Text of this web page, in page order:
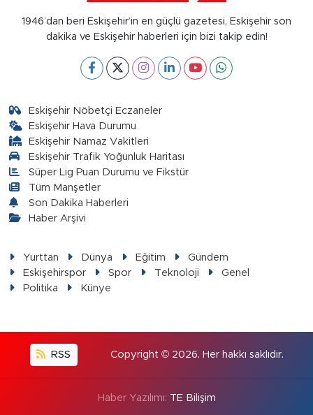
1946’dan beri Eskişehir’in en güçlü gazetesi, Eskişehir son
dakika ve Eskişehir haberleri için bizi takip edin!
Eskişehir Nöbetçi Eczaneler
Eskişehir Hava Durumu
Eskişehir Namaz Vakitleri
Eskişehir Trafik Yoğunluk Haritası
Süper Lig Puan Durumu ve Fikstür
Tüm Manşetler
Son Dakika Haberleri
Haber Arşivi
Yurttan Dünya Eğitim
Gündem
Eskişehirspor
Spor Teknoloji
Genel
Politika
Künye
RSS Copyright © 2026. Her hakkı saklıdır.
Haber Yazılımı: TE Bilişim